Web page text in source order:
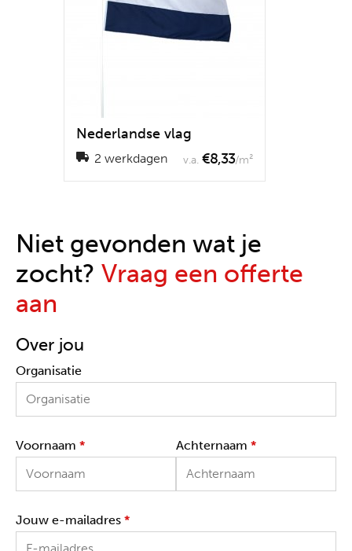
Nederlandse vlag
2 werkdagen v.a. €8,33/m²
Niet gevonden wat je
zocht? Vraag een offerte
aan
Over jou
Organisatie
Voornaam * Achternaam *
Jouw e-mailadres *